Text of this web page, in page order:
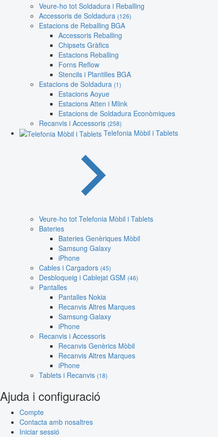
Veure-ho tot Soldadura i Reballing
Accessoris de Soldadura (126)
Estacions de Reballing BGA
Accessoris Reballing
Chipsets Gràfics
Estacions Reballing
Forns Reflow
Stencils i Plantilles BGA
Estacions de Soldadura (1)
Estacions Aoyue
Estacions Atten i Mlink
Estacions de Soldadura Econòmiques
Recanvis i Accessoris (258)
Telefonia Mòbil i Tablets
Veure-ho tot Telefonia Mòbil i Tablets
Bateries
Bateries Genèriques Mòbil
Samsung Galaxy
iPhone
Cables i Cargadors (45)
Desbloqueig i Cablejat GSM (46)
Pantalles
Pantalles Nokia
Recanvis Altres Marques
Samsung Galaxy
iPhone
Recanvis i Accessoris
Recanvis Genèrics Mòbil
Recanvis Altres Marques
iPhone
Tablets i Recanvis (18)
Ajuda i configuració
Compte
Contacta amb nosaltres
Iniciar sessió